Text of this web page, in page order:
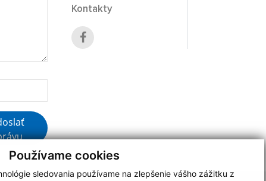
Používame cookies
sledovania používame na zlepšenie vášho zážitku z
Kontakty